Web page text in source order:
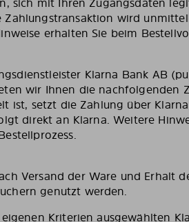
Zahlungstransaktion wird
erhalten Sie beim
Klarna Bank AB
wir Ihnen die nachfolgenden
ist, setzt die Zahlung über
direkt an Klarna. Weitere
Versand der Ware und Erhalt
genutzt werden.
Kriterien ausgewählten